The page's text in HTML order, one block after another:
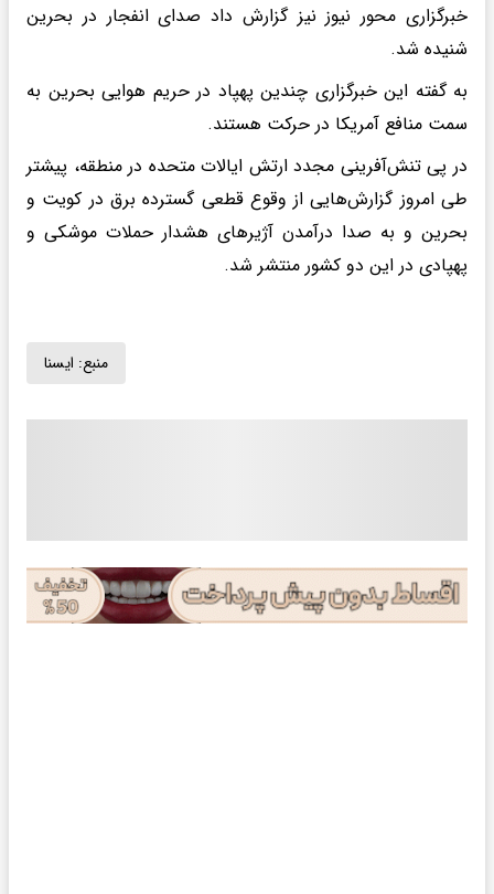
خبرگزاری محور نیوز نیز گزارش داد صدای انفجار در بحرین
شنیده شد.
به گفته این خبرگزاری چندین پهپاد در حریم هوایی بحرین به
سمت منافع آمریکا در حرکت هستند.
در پی تنش‌آفرینی مجدد ارتش ایالات متحده در منطقه، پیشتر
طی امروز گزارش‌هایی از وقوع قطعی گسترده برق در کویت و
بحرین و به صدا درآمدن آژیرهای هشدار حملات موشکی و
پهپادی در این دو کشور منتشر شد.
منبع: ايسنا